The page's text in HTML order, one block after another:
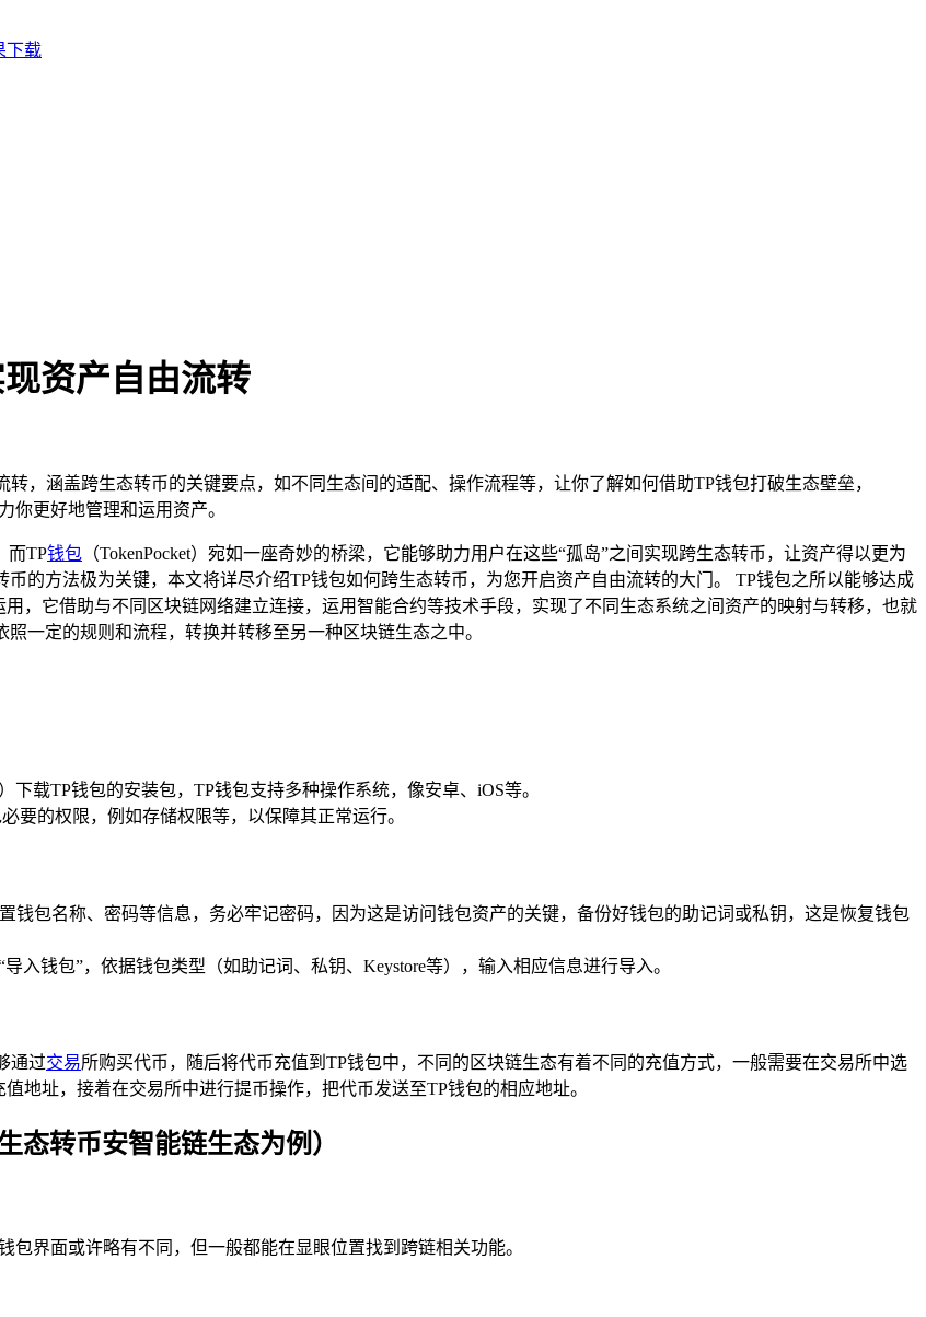
下载
资产自由流转
，涵盖跨生态转币的关键要点，如不同生态间的适配、操作流程等，让你了解如何借助TP钱包打破生态壁垒，
你更好地管理和运用资产。
而TP钱包 （TokenPocket）宛如一座奇妙的桥梁，它能够助力用户在这些“孤岛”之间实现跨生态转币，让资产得以更为
的方法极为关键，本文将详尽介绍TP钱包如何跨生态转币，为您开启资产自由流转的大门。 TP钱包之所以能够达成
，它借助与不同区块链网络建立连接，运用智能合约等技术手段，实现了不同生态系统之间资产的映射与转移，也就
一定的规则和流程，转换并转移至另一种区块链生态之中。
载TP钱包的安装包，TP钱包支持多种操作系统，像安卓、iOS等。
要的权限，例如存储权限等，以保障其正常运行。
钱包名称、密码等信息，务必牢记密码，因为这是访问钱包资产的关键，备份好钱包的助记词或私钥，这是恢复钱包
入钱包”，依据钱包类型（如助记词、私钥、Keystore等），输入相应信息进行导入。
通过交易所购买代币，随后将代币充值到TP钱包中，不同的区块链生态有着不同的充值方式，一般需要在交易所中选
地址，接着在交易所中进行提币操作，把代币发送至TP钱包的相应地址。
态转币安智能链生态为例）
界面或许略有不同，但一般都能在显眼位置找到跨链相关功能。